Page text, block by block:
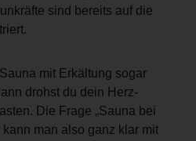
sind bereits auf die
mit Erkältung sogar
drohst du dein Herz-
Die Frage „Sauna bei
kann man also ganz klar mit